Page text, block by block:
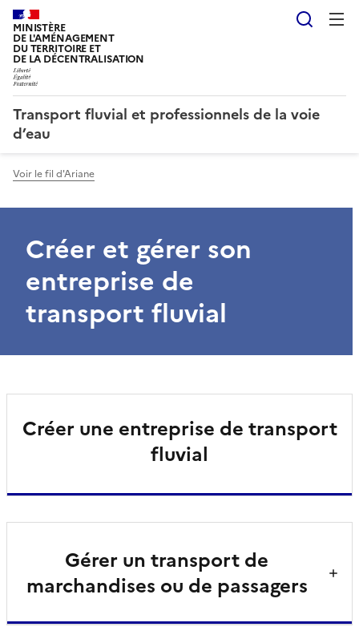
MINISTÈRE
DE L'AMÉNAGEMENT
DU TERRITOIRE ET
DE LA DÉCENTRALISATION
Transport fluvial et professionnels de la voie
d’eau
Voir le fil d'Ariane
Créer et gérer son
entreprise de
transport fluvial
Créer une entreprise de transport
fluvial
Gérer un transport de
marchandises ou de passagers